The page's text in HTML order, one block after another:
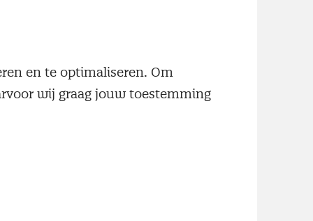
en te optimaliseren. Om
wij graag jouw toestemming